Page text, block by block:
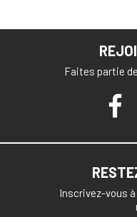
Faites partie
Inscrivez-vous